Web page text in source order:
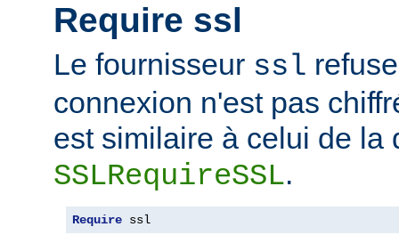
Require ssl
Le fournisseur ssl
connexion n'est pas
est similaire à celui de la
SSLRequireSSL.
Require ssl